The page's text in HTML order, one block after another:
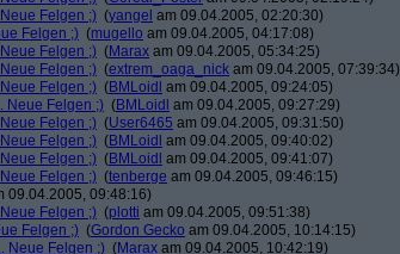
Felgen ;) (yangel am 09.04.2005, 02:20:30)
Felgen ;) (mugello am 09.04.2005, 04:17:08)
Felgen ;) (Marax am 09.04.2005, 05:34:25)
Felgen ;) (extrem_oaga_nick am 09.04.2005, 07:39:34)
Felgen ;) (BMLoidl am 09.04.2005, 09:24:05)
Neue Felgen ;) (BMLoidl am 09.04.2005, 09:27:29)
Felgen ;) (User6465 am 09.04.2005, 09:31:50)
Felgen ;) (BMLoidl am 09.04.2005, 09:40:02)
Felgen ;) (BMLoidl am 09.04.2005, 09:41:07)
Felgen ;) (tenberge am 09.04.2005, 09:46:15)
09.04.2005, 09:48:16)
Felgen ;) (plotti am 09.04.2005, 09:51:38)
Felgen ;) (Gordon Gecko am 09.04.2005, 10:14:15)
Neue Felgen ;) (Marax am 09.04.2005, 10:42:19)